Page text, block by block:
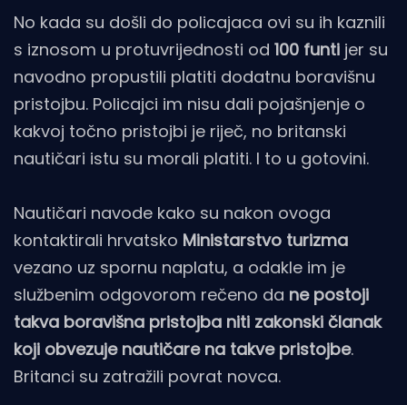
No kada su došli do policajaca ovi su ih kaznili
s iznosom u protuvrijednosti od 100 funti jer su
navodno propustili platiti dodatnu boravišnu
pristojbu. Policajci im nisu dali pojašnjenje o
kakvoj točno pristojbi je riječ, no britanski
nautičari istu su morali platiti. I to u gotovini.
Nautičari navode kako su nakon ovoga
kontaktirali hrvatsko Ministarstvo turizma
vezano uz spornu naplatu, a odakle im je
službenim odgovorom rečeno da ne postoji
takva boravišna pristojba niti zakonski članak
koji obvezuje nautičare na takve pristojbe.
Britanci su zatražili povrat novca.